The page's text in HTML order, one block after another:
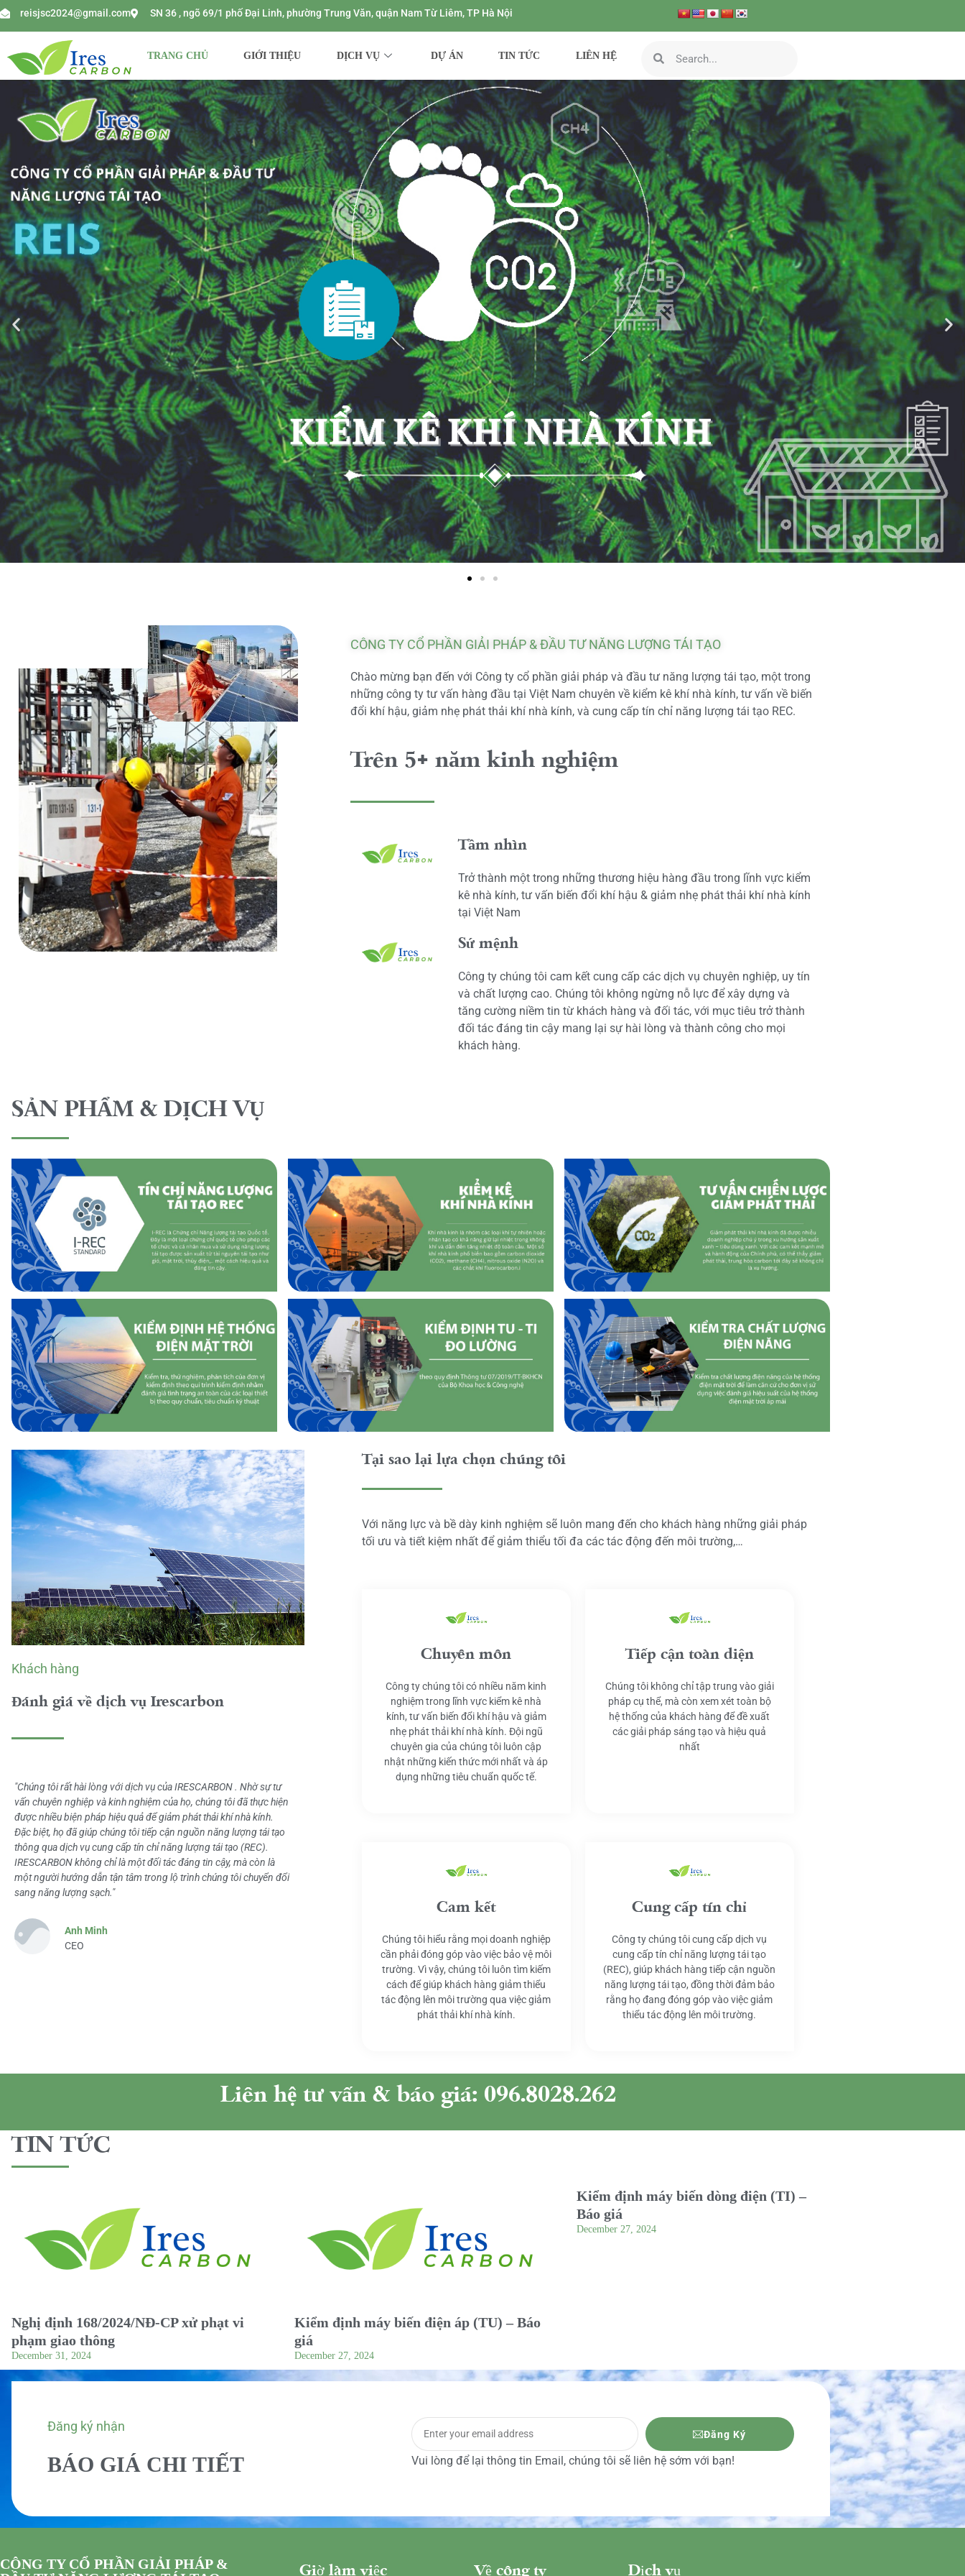
reisjsc2024@gmail.com SN 36 , ngõ 69/1 phố Đại Linh, phường Trung Văn, quận Nam Từ Liêm, TP Hà Nội
TRANG CHỦ GIỚI THIỆU DỊCH VỤ DỰ ÁN TIN TỨC LIÊN HỆ
CÔNG TY CỔ PHẦN GIẢI PHÁP & ĐẦU TƯ NĂNG LƯỢNG TÁI TẠO
Chào mừng bạn đến với Công ty cổ phần giải pháp và đầu tư năng lượng tái tạo, một trong
những công ty tư vấn hàng đầu tại Việt Nam chuyên về kiểm kê khí nhà kính, tư vấn về biến
đổi khí hậu, giảm nhẹ phát thải khí nhà kính, và cung cấp tín chỉ năng lượng tái tạo REC.
Trên 5+ năm kinh nghiệm
Tầm nhìn
Trở thành một trong những thương hiệu hàng đầu trong lĩnh vực kiểm
kê nhà kính, tư vấn biến đổi khí hậu & giảm nhẹ phát thải khí nhà kính
tại Việt Nam
Sứ mệnh
Công ty chúng tôi cam kết cung cấp các dịch vụ chuyên nghiệp, uy tín
và chất lượng cao. Chúng tôi không ngừng nỗ lực để xây dựng và
tăng cường niềm tin từ khách hàng và đối tác, với mục tiêu trở thành
đối tác đáng tin cậy mang lại sự hài lòng và thành công cho mọi
khách hàng.
SẢN PHẨM & DỊCH VỤ
Khách hàng
Đánh giá về dịch vụ Irescarbon
"Chúng tôi rất hài lòng với dịch vụ của IRESCARBON . Nhờ sự tư
vấn chuyên nghiệp và kinh nghiệm của họ, chúng tôi đã thực hiện
được nhiều biện pháp hiệu quả để giảm phát thải khí nhà kính.
Đặc biệt, họ đã giúp chúng tôi tiếp cận nguồn năng lượng tái tạo
thông qua dịch vụ cung cấp tín chỉ năng lượng tái tạo (REC).
IRESCARBON không chỉ là một đối tác đáng tin cậy, mà còn là
một người hướng dẫn tận tâm trong lộ trình chúng tôi chuyển đổi
sang năng lượng sạch."
Anh Minh
CEO
Tại sao lại lựa chọn chúng tôi
Với năng lực và bề dày kinh nghiệm sẽ luôn mang đến cho khách hàng những giải pháp
tối ưu và tiết kiệm nhất để giảm thiểu tối đa các tác động đến môi trường,…
Chuyên môn
Công ty chúng tôi có nhiều năm kinh
nghiệm trong lĩnh vực kiểm kê nhà
kính, tư vấn biến đổi khí hậu và giảm
nhẹ phát thải khí nhà kính. Đội ngũ
chuyên gia của chúng tôi luôn cập
nhật những kiến thức mới nhất và áp
dụng những tiêu chuẩn quốc tế.
Tiếp cận toàn diện
Chúng tôi không chỉ tập trung vào giải
pháp cụ thể, mà còn xem xét toàn bộ
hệ thống của khách hàng để đề xuất
các giải pháp sáng tạo và hiệu quả
nhất
Cam kết
Chúng tôi hiểu rằng mọi doanh nghiệp
cần phải đóng góp vào việc bảo vệ môi
trường. Vì vậy, chúng tôi luôn tìm kiếm
cách để giúp khách hàng giảm thiểu
tác động lên môi trường qua việc giảm
phát thải khí nhà kính.
Cung cấp tín chỉ
Công ty chúng tôi cung cấp dịch vụ
cung cấp tín chỉ năng lượng tái tạo
(REC), giúp khách hàng tiếp cận nguồn
năng lượng tái tạo, đồng thời đảm bảo
rằng họ đang đóng góp vào việc giảm
thiểu tác động lên môi trường.
Liên hệ tư vấn & báo giá: 096.8028.262
TIN TỨC
Nghị định 168/2024/NĐ-CP xử phạt vi
phạm giao thông
December 31, 2024
Kiểm định máy biến điện áp (TU) – Báo
giá
December 27, 2024
Kiểm định máy biến dòng điện (TI) –
Báo giá
December 27, 2024
Đăng ký nhận
BÁO GIÁ CHI TIẾT
Đăng Ký
Vui lòng để lại thông tin Email, chúng tôi sẽ liên hệ sớm với bạn!
CÔNG TY CỔ PHẦN GIẢI PHÁP &
Giờ làm việc Về công ty Dịch vụ